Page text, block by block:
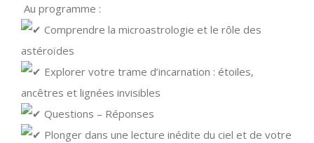
Au programme :
Comprendre la microastrologie et le rôle des
astéroïdes
Explorer votre trame d’incarnation : étoiles,
ancêtres et lignées invisibles
Questions – Réponses
Plonger dans une lecture inédite du ciel et de votre